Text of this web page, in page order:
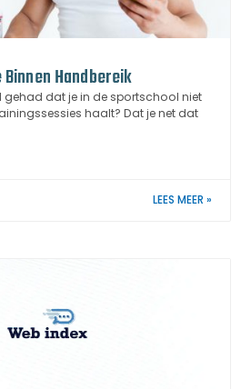
Handbereik
gehad dat je in de sportschool niet
haalt? Dat je net dat
LEES MEER »